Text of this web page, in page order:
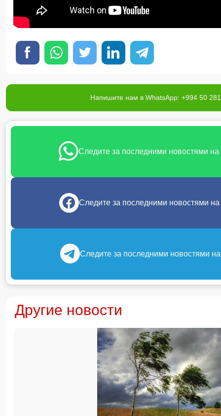
Напишите нам в WhatsApp: +994 50
Следите за последними новостями
Следите за последними новостями
Следите за последними новостями
Другие новости